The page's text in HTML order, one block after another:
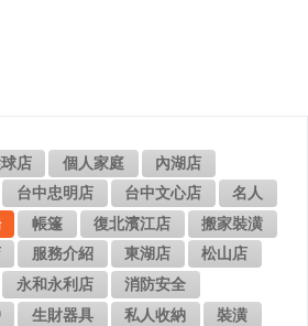
店 個人家庭
內湖店
台中忠明店 台中文心店
名人
帳篷 復北濱江店
搬家裝潢
服務介紹 東湖店
松山店
永和永利店
消防安全
生財器具 私人收納
裝潢